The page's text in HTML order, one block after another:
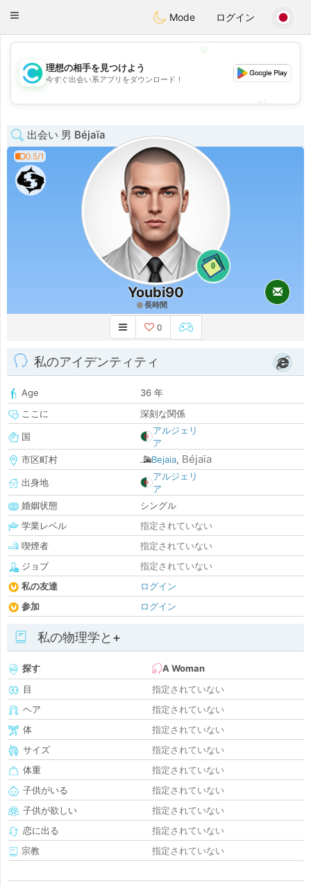
olombiaCitas
Toggle
Mode ログイン
💖
💕
理想の相手を見つけよう
今すぐ出会い系アプリをダウンロード！
出会い 男 Béjaïa
0.5/1
0
Youbi90
長時間
0
私のアイデンティティ
Age
36 年
ここに
深刻な関係
国
アルジェリ
ア
市区町村
Bejaia, Béjaïa
出身地
アルジェリ
ア
婚姻状態
シングル
学業レベル
指定されていない
喫煙者
指定されていない
ジョブ
指定されていない
私の友達
ログイン
参加
ログイン
私の物理学と+
探す
A Woman
目
指定されていない
ヘア
指定されていない
体
指定されていない
サイズ
指定されていない
体重
指定されていない
子供がいる
指定されていない
子供が欲しい
指定されていない
恋に出る
指定されていない
宗教
指定されていない